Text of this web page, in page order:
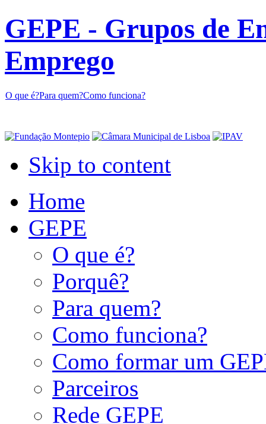
GEPE - Grupos de
Emprego
O que é?Para quem?Como funciona?
Skip to content
Home
GEPE
O que é?
Porquê?
Para quem?
Como funciona?
Como formar um
Parceiros
Rede GEPE